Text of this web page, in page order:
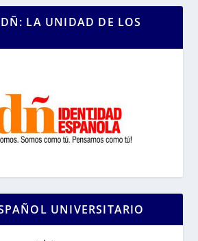
LA UNIDAD DE LOS
UNIVERSITARIO